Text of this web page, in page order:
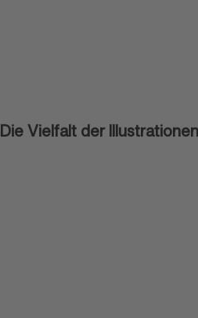
Die Vielfalt der Illustrationen